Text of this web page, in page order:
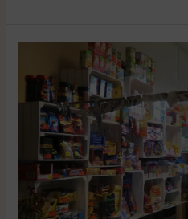
sklepików
przewodnicy
mogą
liczyć
zwolnienie